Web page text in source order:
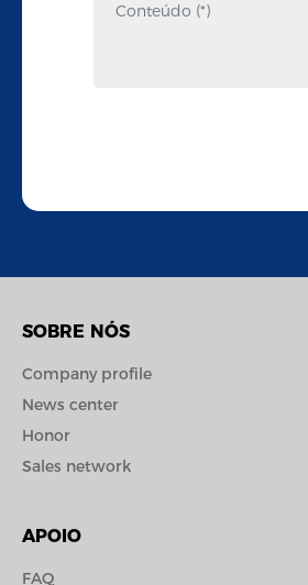
SOBRE NÓS
Company profile
News center
Honor
Sales network
APOIO
FAQ